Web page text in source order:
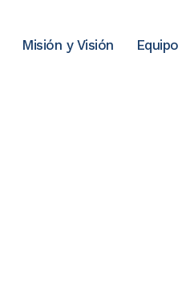
Misión y Visión Equipo